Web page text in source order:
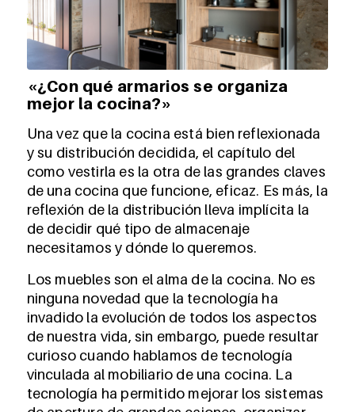
«¿Con qué armarios se organiza
mejor la cocina?»
Una vez que la cocina está bien reflexionada
y su distribución decidida, el capítulo del
como vestirla es la otra de las grandes claves
de una cocina que funcione, eficaz. Es más, la
reflexión de la distribución lleva implícita la
de decidir qué tipo de almacenaje
necesitamos y dónde lo queremos.
Los muebles son el alma de la cocina. No es
ninguna novedad que la tecnología ha
invadido la evolución de todos los aspectos
de nuestra vida, sin embargo, puede resultar
curioso cuando hablamos de tecnología
vinculada al mobiliario de una cocina. La
tecnología ha permitido mejorar los sistemas